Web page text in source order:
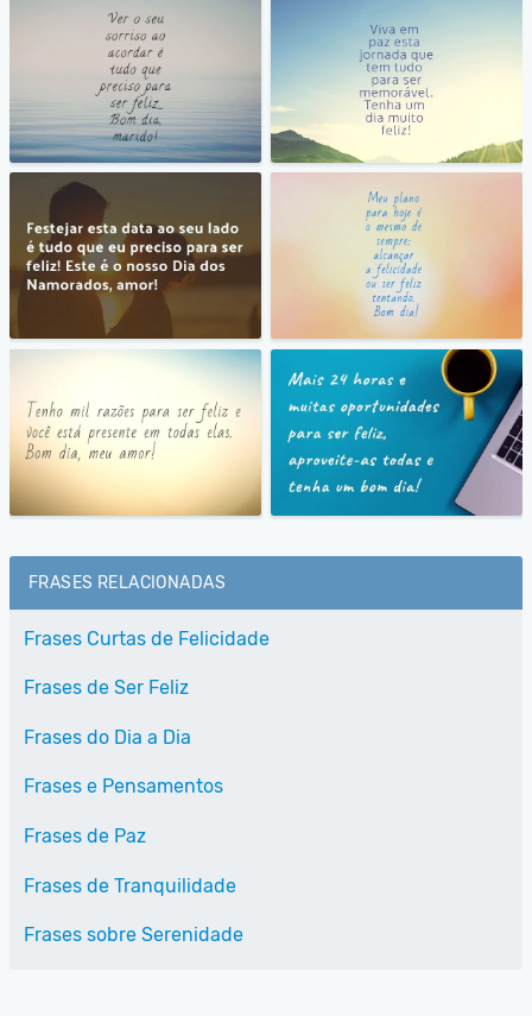
FRASES RELACIONADAS
Frases Curtas de Felicidade
Frases de Ser Feliz
Frases do Dia a Dia
Frases e Pensamentos
Frases de Paz
Frases de Tranquilidade
Frases sobre Serenidade